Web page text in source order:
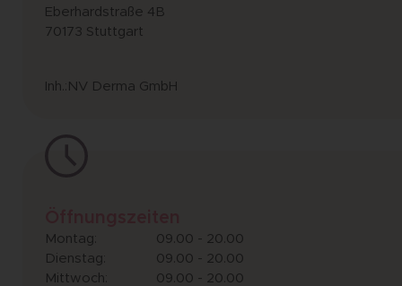
Eberhardstraße 4B
70173 Stuttgart
Inh.:NV Derma GmbH
Montag:
09.00 - 20.00
Dienstag:
09.00 - 20.00
Mittwoch:
09.00 - 20.00